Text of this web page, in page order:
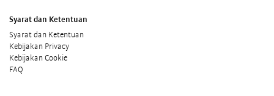
Syarat dan Ketentuan
Syarat dan Ketentuan
Kebijakan Privacy
Kebijakan Cookie
FAQ